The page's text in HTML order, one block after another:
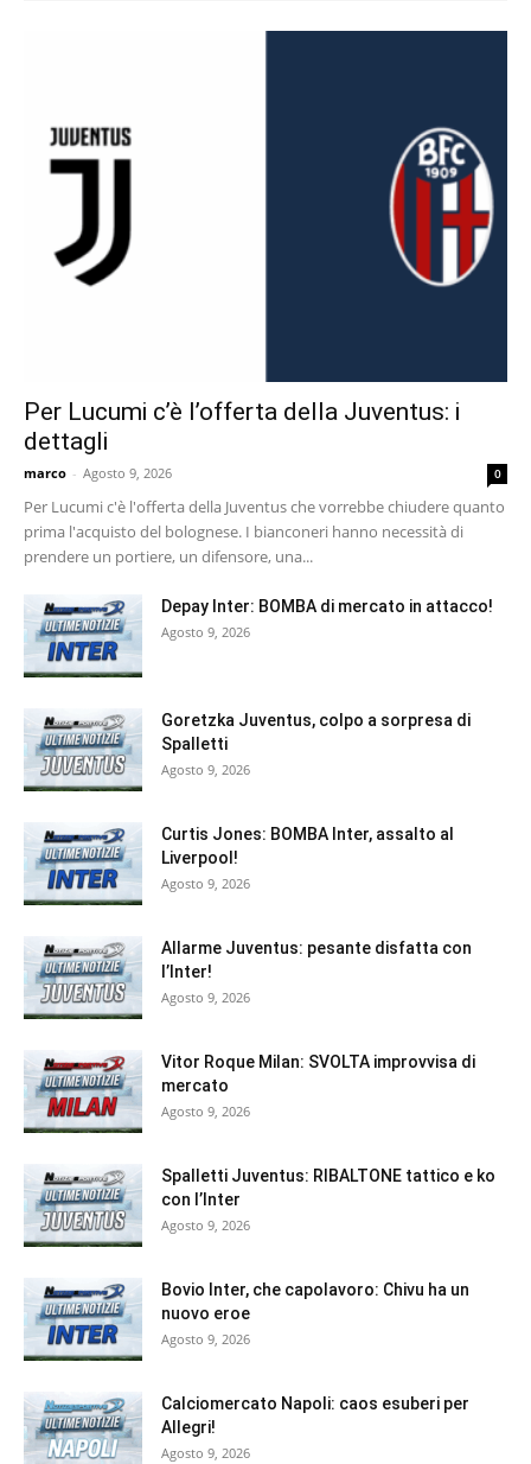
Per Lucumi c’è l’offerta della Juventus: i
dettagli
marco - Agosto 9, 2026 0
Per Lucumi c'è l'offerta della Juventus che vorrebbe chiudere quanto
prima l'acquisto del bolognese. I bianconeri hanno necessità di
prendere un portiere, un difensore, una...
Depay Inter: BOMBA di mercato in attacco!
Agosto 9, 2026
Goretzka Juventus, colpo a sorpresa di
Spalletti
Agosto 9, 2026
Curtis Jones: BOMBA Inter, assalto al
Liverpool!
Agosto 9, 2026
Allarme Juventus: pesante disfatta con
l’Inter!
Agosto 9, 2026
Vitor Roque Milan: SVOLTA improvvisa di
mercato
Agosto 9, 2026
Spalletti Juventus: RIBALTONE tattico e ko
con l’Inter
Agosto 9, 2026
Bovio Inter, che capolavoro: Chivu ha un
nuovo eroe
Agosto 9, 2026
Calciomercato Napoli: caos esuberi per
Allegri!
Agosto 9, 2026